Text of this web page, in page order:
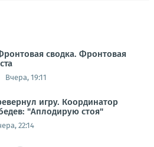
сводка. Фронтовая
Вчера, 19:11
игру. Координатор
"Аплодирую стоя"
22:14